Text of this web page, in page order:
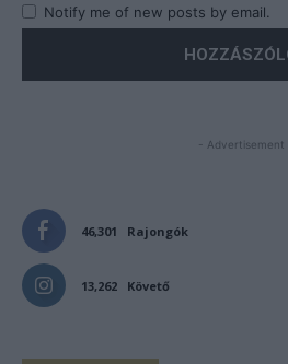
Notify me of new posts by email.
- Advertisement -
46,301 Rajongók
13,262 Követő